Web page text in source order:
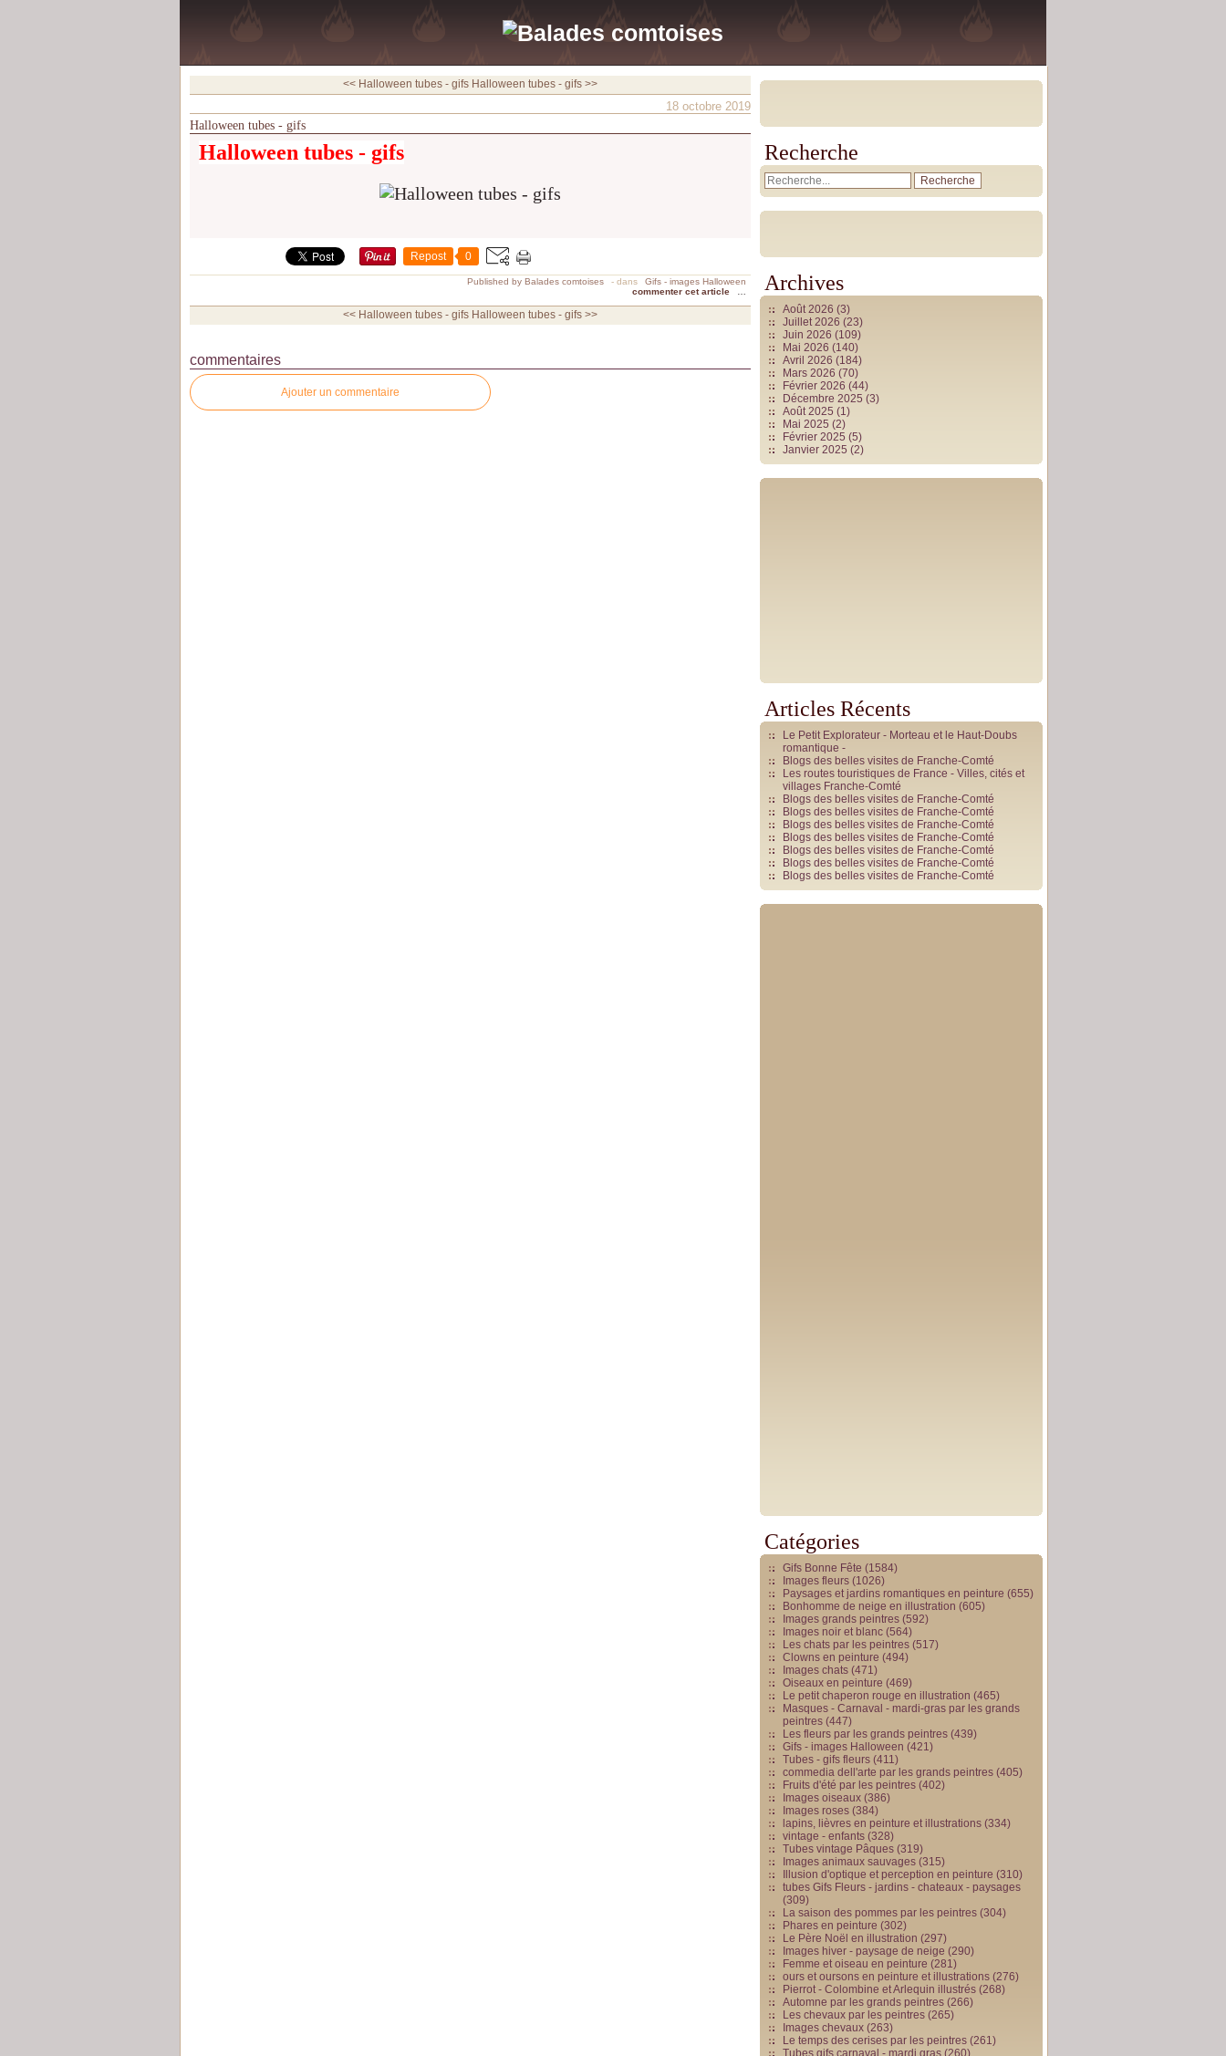
<< Halloween tubes - gifs Halloween tubes - gifs >>
18 octobre 2019
Halloween tubes - gifs
Halloween tubes - gifs
Repost 0
Published by Balades comtoises - dans
Gifs - images Halloween
commenter cet article
<< Halloween tubes - gifs Halloween tubes - gifs >>
commentaires
Ajouter un commentaire
Recherche
Archives
Août 2026 (3)
Juillet 2026 (23)
Juin 2026 (109)
Mai 2026 (140)
Avril 2026 (184)
Mars 2026 (70)
Février 2026 (44)
Décembre 2025 (3)
Août 2025 (1)
Mai 2025 (2)
Février 2025 (5)
Janvier 2025 (2)
Articles Récents
Le Petit Explorateur - Morteau et le Haut-Doubs
romantique -
Blogs des belles visites de Franche-Comté
Les routes touristiques de France - Villes, cités et
villages Franche-Comté
Blogs des belles visites de Franche-Comté
Blogs des belles visites de Franche-Comté
Blogs des belles visites de Franche-Comté
Blogs des belles visites de Franche-Comté
Blogs des belles visites de Franche-Comté
Blogs des belles visites de Franche-Comté
Blogs des belles visites de Franche-Comté
Catégories
Gifs Bonne Fête (1584)
Images fleurs (1026)
Paysages et jardins romantiques en peinture (655)
Bonhomme de neige en illustration (605)
Images grands peintres (592)
Images noir et blanc (564)
Les chats par les peintres (517)
Clowns en peinture (494)
Images chats (471)
Oiseaux en peinture (469)
Le petit chaperon rouge en illustration (465)
Masques - Carnaval - mardi-gras par les grands
peintres (447)
Les fleurs par les grands peintres (439)
Gifs - images Halloween (421)
Tubes - gifs fleurs (411)
commedia dell'arte par les grands peintres (405)
Fruits d'été par les peintres (402)
Images oiseaux (386)
Images roses (384)
lapins, lièvres en peinture et illustrations (334)
vintage - enfants (328)
Tubes vintage Pâques (319)
Images animaux sauvages (315)
Illusion d'optique et perception en peinture (310)
tubes Gifs Fleurs - jardins - chateaux - paysages
(309)
La saison des pommes par les peintres (304)
Phares en peinture (302)
Le Père Noël en illustration (297)
Images hiver - paysage de neige (290)
Femme et oiseau en peinture (281)
ours et oursons en peinture et illustrations (276)
Pierrot - Colombine et Arlequin illustrés (268)
Automne par les grands peintres (266)
Les chevaux par les peintres (265)
Images chevaux (263)
Le temps des cerises par les peintres (261)
Tubes gifs carnaval - mardi gras (260)